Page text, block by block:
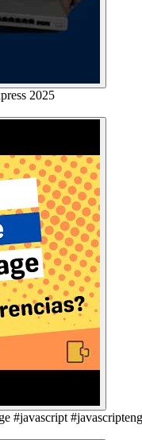
2025
#javascript